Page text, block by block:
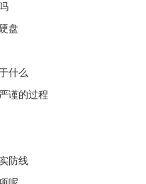
盘
什么
谨的过程
防线